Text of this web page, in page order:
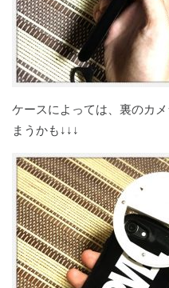
ケースによっては、裏のカ
まうかも↓↓↓